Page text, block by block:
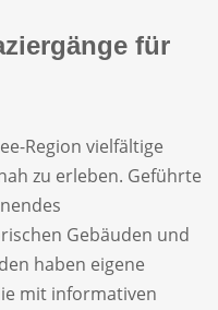
für
Region vielfältige
zu erleben. Geführte
Gebäuden und
haben eigene
mit informativen